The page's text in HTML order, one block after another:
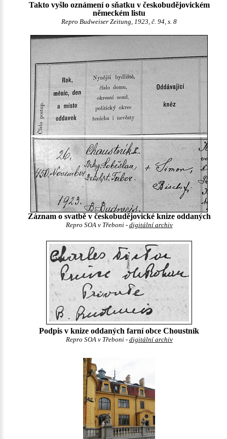
Takto vyšlo oznámení o sňatku v českobudějovickém
německém listu
Repro Budweiser Zeitung, 1923, č. 94, s. 8
Záznam o svatbě v českobudějovické knize oddaných
Repro SOA v Třeboni - digitální archiv
Podpis v knize oddaných farní obce Choustník
Repro SOA v Třeboni - digitální archiv